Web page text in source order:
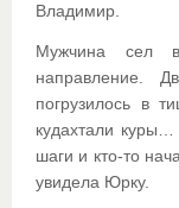
Владимир.
Мужчина сел
направление.
погрузилось в
кудахтали
шаги и кто-то
увидела Юрку.